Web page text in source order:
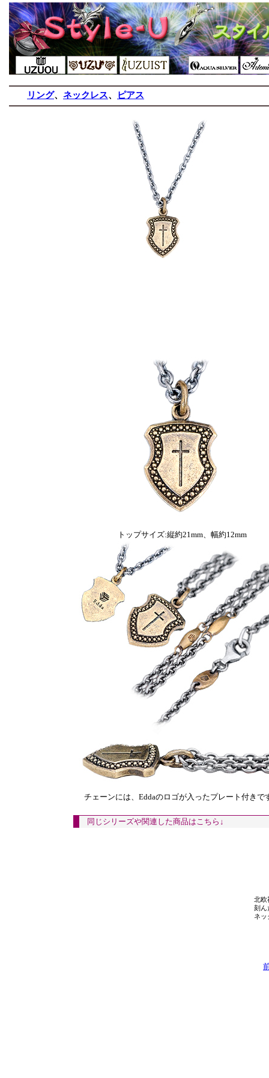
リング、 ネックレス、 ピアス
トップサイズ:縦約21mm、幅約12mm
チェーンには、Eddaのロゴが入ったプレート付きで
同じシリーズや関連した商品はこちら↓
北欧
刻ん
ネッ